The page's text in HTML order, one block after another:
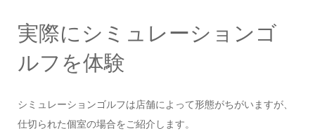
実際にシミュレーションゴ
ルフを体験
シミュレーションゴルフは店舗によって形態がちがいますが、
仕切られた個室の場合をご紹介します。